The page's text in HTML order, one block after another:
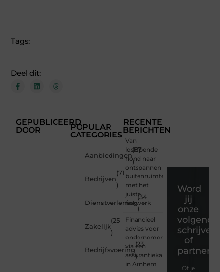
Tags:
Deel dit:
GEPUBLICEERD
DOOR
POPULAR
CATEGORIES
Aanbiedingen
(87
)
Bedrijven
(71
)
Dienstverlening
(34
)
Zakelijk
(25
)
Bedrijfsvoering
(23
)
RECENTE
BERICHTEN
Van
loslopende
hond naar
ontspannen
buitenruimte
met het
juiste
hekwerk
Financieel
advies voor
ondernemers
via een
assurantiekantoor
in Arnhem
Word
jij
onze
volgende
schrijver
of
partner?
Of je